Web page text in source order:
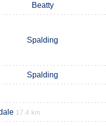
Beatty
Spalding
Spalding
17.4 km